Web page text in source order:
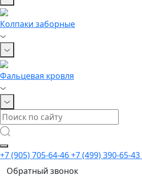
Колпаки заборные
Фальцевая кровля
+7 (905) 705-64-46+7 (499) 390-65-43
Обратный звонок